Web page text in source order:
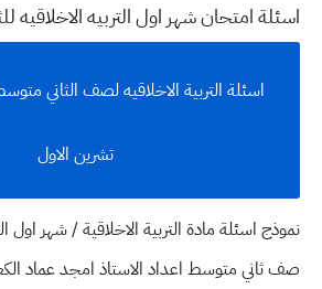
اسئلة امتحان شهر اول التربيه الاخلاقيه
اسئلة التربية الاخلاقيه لصف الثاني
تشرين الاول
صف ثاني متوسط اعداد الاستاذ امجد عماد